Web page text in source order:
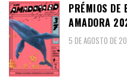
PRÉMIOS DE
AMADORA
5 DE AGOSTO DE